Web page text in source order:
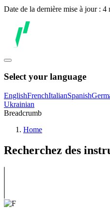
Date de la dernière mise à jour : 4
Select your language
EnglishFrenchItalianSpanish
Ukrainian
Breadcrumb
Home
Recherchez des